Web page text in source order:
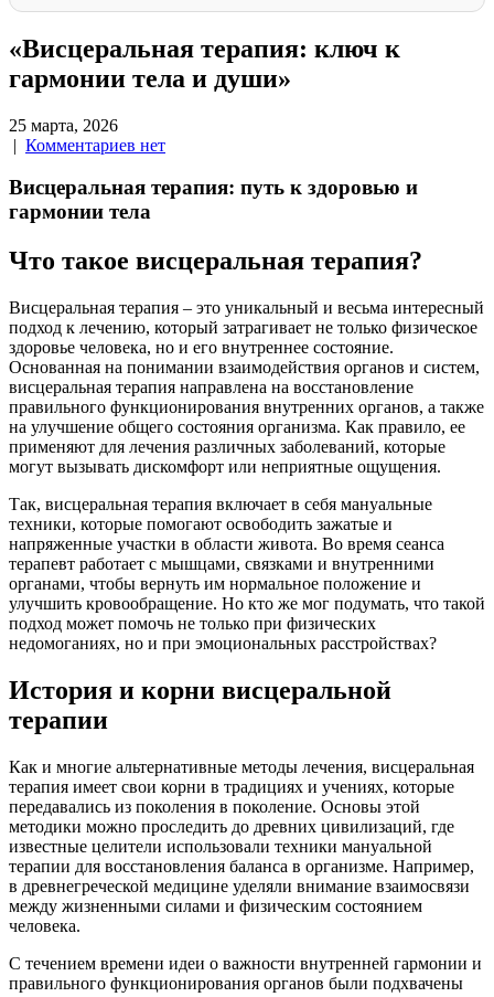
«Висцеральная терапия: ключ к
гармонии тела и души»
25 марта, 2026
| Комментариев нет
Висцеральная терапия: путь к здоровью и
гармонии тела
Что такое висцеральная терапия?
Висцеральная терапия – это уникальный и весьма интересный
подход к лечению, который затрагивает не только физическое
здоровье человека, но и его внутреннее состояние.
Основанная на понимании взаимодействия органов и систем,
висцеральная терапия направлена на восстановление
правильного функционирования внутренних органов, а также
на улучшение общего состояния организма. Как правило, ее
применяют для лечения различных заболеваний, которые
могут вызывать дискомфорт или неприятные ощущения.
Так, висцеральная терапия включает в себя мануальные
техники, которые помогают освободить зажатые и
напряженные участки в области живота. Во время сеанса
терапевт работает с мышцами, связками и внутренними
органами, чтобы вернуть им нормальное положение и
улучшить кровообращение. Но кто же мог подумать, что такой
подход может помочь не только при физических
недомоганиях, но и при эмоциональных расстройствах?
История и корни висцеральной
терапии
Как и многие альтернативные методы лечения, висцеральная
терапия имеет свои корни в традициях и учениях, которые
передавались из поколения в поколение. Основы этой
методики можно проследить до древних цивилизаций, где
известные целители использовали техники мануальной
терапии для восстановления баланса в организме. Например,
в древнегреческой медицине уделяли внимание взаимосвязи
между жизненными силами и физическим состоянием
человека.
С течением времени идеи о важности внутренней гармонии и
правильного функционирования органов были подхвачены